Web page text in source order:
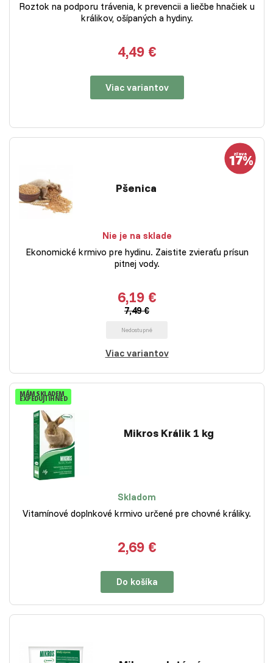
Roztok na podporu trávenia, k prevencii a liečbe hnačiek u
králikov, ošípaných a hydiny.
4,49 €
Viac variantov
Pšenica
Nie je na sklade
Ekonomické krmivo pre hydinu. Zaistite zvieraťu prísun
pitnej vody.
6,19 €
7,49 €
Nedostupné
Viac variantov
MÁM SKLADEM
EXPEDUJI IHNED
Mikros Králik 1 kg
Skladom
Vitamínové doplnkové krmivo určené pre chovné králiky.
2,69 €
Do košíka